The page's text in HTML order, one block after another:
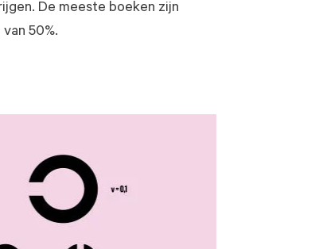
De meeste boeken zijn
50%.